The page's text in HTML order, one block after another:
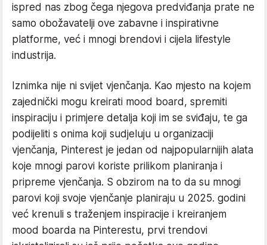
ispred nas zbog čega njegova predviđanja prate ne
samo obožavatelji ove zabavne i inspirativne
platforme, već i mnogi brendovi i cijela lifestyle
industrija.
Iznimka nije ni svijet vjenčanja. Kao mjesto na kojem
zajednički mogu kreirati mood board, spremiti
inspiraciju i primjere detalja koji im se sviđaju, te ga
podijeliti s onima koji sudjeluju u organizaciji
vjenčanja, Pinterest je jedan od najpopularnijih alata
koje mnogi parovi koriste prilikom planiranja i
pripreme vjenčanja. S obzirom na to da su mnogi
parovi koji svoje vjenčanje planiraju u 2025. godini
već krenuli s traženjem inspiracije i kreiranjem
mood boarda na Pinterestu, prvi trendovi